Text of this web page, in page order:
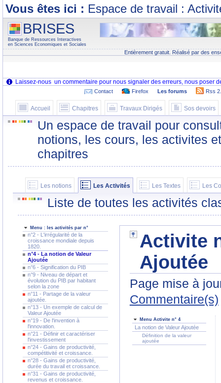
Vous êtes ici : Espace de travail :
BRISES
Banque de Ressources Interactives
en Sciences Economiques et Sociales
Entièrement gratuit. Réalisé par des
Contact Firefox Les forums Rss
Accueil Chapitres Travaux Dirigés Sos devoirs
Un espace de travail pour
notions, les cours, les activites
chapitres
Les notions Les Activités Les Textes Les
Liste de toutes les activités
Menu : les activités par n°
n°2 - L'irrégularité de la
croissance mondiale depuis
1820.
n°4 - La notion de Valeur
Ajoutée
n°6 - Signification du PIB
n°9 - Niveau de départ et
évolution du PIB par habitant
selon la zone
n°11 - Partage de la valeur
ajoutée.
n°13 - Un exemple de calcul de
Valeur Ajoutée
n°19 - De l'invention à
l'innovation.
n°21 - Définir et caractériser
l'investissement
n°24 - Gains de productivité,
compétitivité et croissance.
n°28 - Gains de productivité,
durée du travail et croissance.
n°31 - Gains de productivité,
revenus et croissance.
Activite
Ajoutée
Page mise à
Commentaire(s)
Menu Activite n° 4
La notion de Valeur Ajoutée
Définition de la valeur
ajoutée